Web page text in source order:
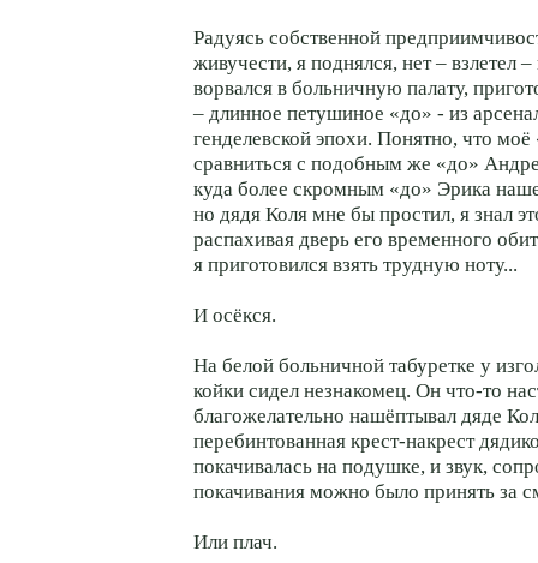
Радуясь собственной
живучести, я поднялся, нет – взлетел
ворвался в больничную палату,
– длинное петушиное «до» - из
генделевской эпохи. Понятно, что
сравниться с подобным же «до»
куда более скромным «до» Эрика
но дядя Коля мне бы простил, я знал
распахивая дверь его временного
я приготовился взять трудную ноту...
И осёкся.
На белой больничной табуретке у
койки сидел незнакомец. Он что-то
благожелательно нашёптывал дяде
перебинтованная крест-накрест
покачивалась на подушке, и звук,
покачивания можно было принять за
Или плач.